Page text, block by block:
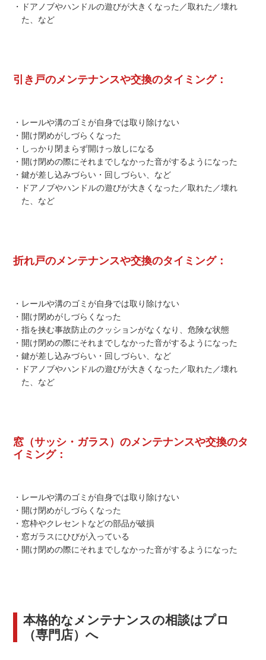
・ドアノブやハンドルの遊びが大きくなった／取れた／壊れ
た、など
引き戸のメンテナンスや交換のタイミング：
・レールや溝のゴミが自身では取り除けない
・開け閉めがしづらくなった
・しっかり閉まらず開けっ放しになる
・開け閉めの際にそれまでしなかった音がするようになった
・鍵が差し込みづらい・回しづらい、など
・ドアノブやハンドルの遊びが大きくなった／取れた／壊れ
た、など
折れ戸のメンテナンスや交換のタイミング：
・レールや溝のゴミが自身では取り除けない
・開け閉めがしづらくなった
・指を挟む事故防止のクッションがなくなり、危険な状態
・開け閉めの際にそれまでしなかった音がするようになった
・鍵が差し込みづらい・回しづらい、など
・ドアノブやハンドルの遊びが大きくなった／取れた／壊れ
た、など
窓（サッシ・ガラス）のメンテナンスや交換のタ
イミング：
・レールや溝のゴミが自身では取り除けない
・開け閉めがしづらくなった
・窓枠やクレセントなどの部品が破損
・窓ガラスにひびが入っている
・開け閉めの際にそれまでしなかった音がするようになった
本格的なメンテナンスの相談はプロ
（専門店）へ